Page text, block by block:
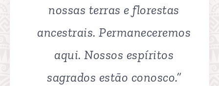
nossas terras e florestas
ancestrais. Permaneceremos
aqui. Nossos espíritos
sagrados estão conosco.”